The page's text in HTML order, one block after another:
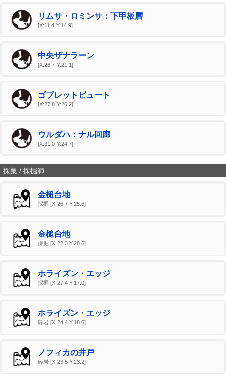
リムサ・ロミンサ：下甲板層
[X:11.4 Y:14.9]
中央ザナラーン
[X:26.7 Y:21.1]
ゴブレットビュート
[X:27.8 Y:26.2]
ウルダハ：ナル回廊
[X:31.0 Y:24.7]
採集 / 採掘師
金槌台地
採掘 [X:26.7 Y:25.6]
金槌台地
採掘 [X:22.3 Y:28.6]
ホライズン・エッジ
採掘 [X:27.4 Y:17.0]
ホライズン・エッジ
砕岩 [X:24.4 Y:18.6]
ノフィカの井戸
砕岩 [X:23.5 Y:23.2]